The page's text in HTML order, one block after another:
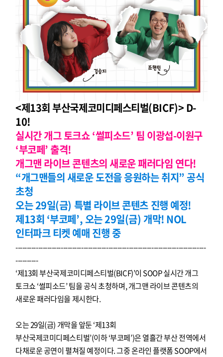
<제13회 부산국제코미디페스티벌(BICF)> D-
10!
실시간 개그 토크쇼 ‘썰피소드’ 팀 이광섭-이원구
‘부코페’ 출격!
개그맨 라이브 콘텐츠의 새로운 패러다임 연다!
“개그맨들의 새로운 도전을 응원하는 취지” 공식
초청
오는 29일(금) 특별 라이브 콘텐츠 진행 예정!
제13회 ‘부코페’, 오는 29일(금) 개막! NOL
인터파크 티켓 예매 진행 중
------------------------------------------------------------------------------------
----------
‘제13회 부산국제코미디페스티벌(BICF)’이 SOOP 실시간 개그
토크쇼 ‘썰피소드’ 팀을 공식 초청하며, 개그맨 라이브 콘텐츠의
새로운 패러다임을 제시한다.
오는 29일(금) 개막을 앞둔 ‘제13회
부산국제코미디페스티벌’(이하 ‘부코페’)은 열흘간 부산 전역에서
다채로운 공연이 펼쳐질 예정이다. 그중 온라인 플랫폼 SOOP에서